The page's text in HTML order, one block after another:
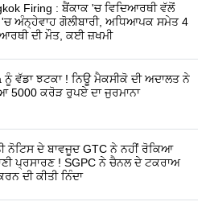
Firing : ਬੈਂਕਾਕ 'ਚ ਵਿਦਿਆਰਥੀ ਵੱਲੋਂ
ਅੰਨ੍ਹੇਵਾਹ ਗੋਲੀਬਾਰੀ, ਅਧਿਆਪਕ ਸਮੇਤ 4
ਦੀ ਮੌਤ, ਕਈ ਜ਼ਖਮੀ
ਨੂੰ ਵੱਡਾ ਝਟਕਾ ! ਨਿਊ ਮੈਕਸੀਕੋ ਦੀ ਅਦਾਲਤ ਨੇ
5000 ਕਰੋੜ ਰੁਪਏ ਦਾ ਜੁਰਮਾਨਾ
ਨੋਟਿਸ ਦੇ ਬਾਵਜੂਦ GTC ਨੇ ਨਹੀਂ ਰੋਕਿਆ
ਪ੍ਰਸਾਰਣ ! SGPC ਨੇ ਚੈਨਲ ਦੇ ਟਕਰਾਅ
ਦੀ ਕੀਤੀ ਨਿੰਦਾ